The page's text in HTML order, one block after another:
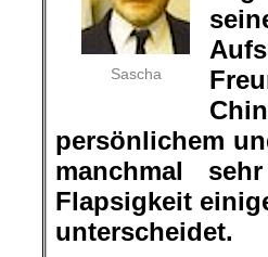
Sascha
persönlichem
manchmal
Flapsigkeit
unterscheidet.